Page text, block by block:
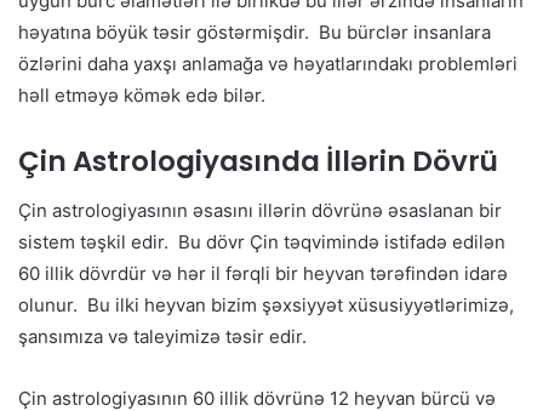
həyatına böyük təsir göstərmişdir. Bu bürclər insanlara
özlərini daha yaxşı anlamağa və həyatlarındakı problemləri
həll etməyə kömək edə bilər.
Çin Astrologiyasında İllərin Dövrü
Çin astrologiyasının əsasını illərin dövrünə əsaslanan bir
sistem təşkil edir. Bu dövr Çin təqvimində istifadə edilən
60 illik dövrdür və hər il fərqli bir heyvan tərəfindən idarə
olunur. Bu ilki heyvan bizim şəxsiyyət xüsusiyyətlərimizə,
şansımıza və taleyimizə təsir edir.
Çin astrologiyasının 60 illik dövrünə 12 heyvan bürcü və